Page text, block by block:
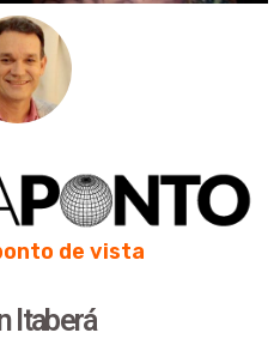
de vista
Itaberá